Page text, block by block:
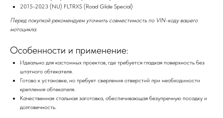
2015-2023 (NU) FLTRXS (Road Glide Special)
Перед покупкой рекомендуем уточнить совместимость по VIN-коду вашего
мотоцикла.
Особенности и применение:
Идеально для кастомных проектов, где требуется гладкая поверхность без
штатного обтекателя.
Готово к установке, но требует сверления отверстий при необходимости
крепления обтекателя.
Качественная стальная заготовка, обеспечивающая безупречную посадку и
долговечность.